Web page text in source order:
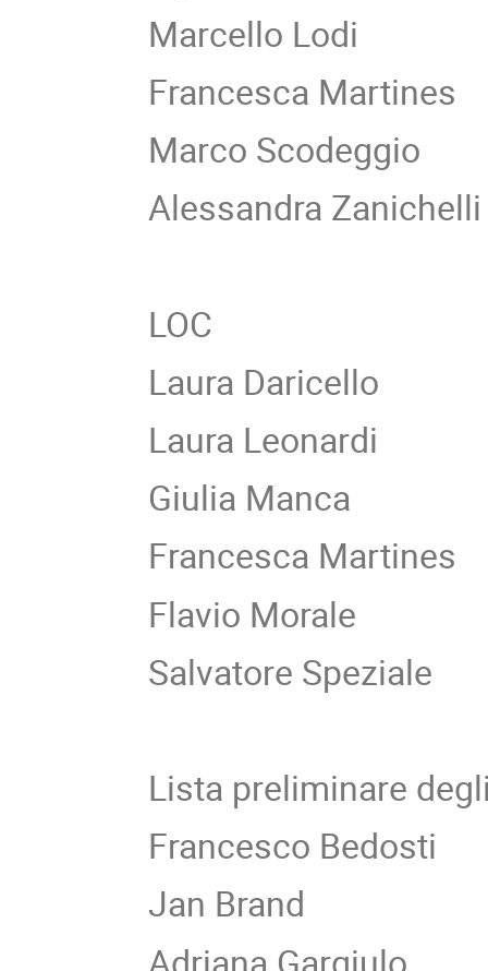
Marcello Lodi
Francesca Martines
Marco Scodeggio
Alessandra Zanichelli
LOC
Laura Daricello
Laura Leonardi
Giulia Manca
Francesca Martines
Flavio Morale
Salvatore Speziale
Lista preliminare
Francesco Bedosti
Jan Brand
Adriana Gargiulo